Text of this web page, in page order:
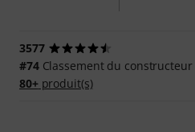
3577
#74Classement du constructeur
80+produit(s)